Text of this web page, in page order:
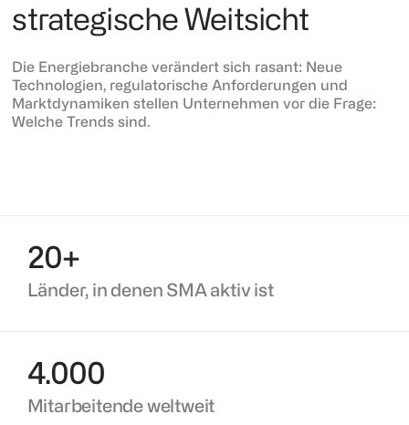
strategische Weitsicht
Die Energiebranche verändert sich rasant: Neue
Technologien, regulatorische Anforderungen und
Marktdynamiken stellen Unternehmen vor die Frage:
Welche Trends sind.
20+
Länder, in denen SMA aktiv ist
4.000
Mitarbeitende weltweit